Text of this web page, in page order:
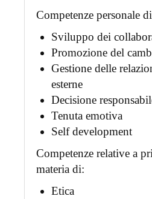
Competenze personale
Sviluppo dei
Promozione del
Gestione delle
esterne
Decisione
Tenuta emotiva
Self development
Competenze relative a
materia di:
Etica